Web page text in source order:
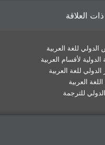
العلاقة
للغة العربية
الدولية لأقسام العربية
الدولي للغة العربية
العربية
الدولي للترجمة